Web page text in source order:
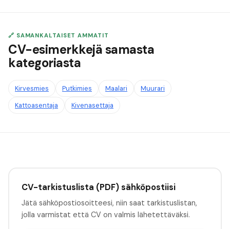
🔗 SAMANKALTAISET AMMATIT
CV-esimerkkejä samasta
kategoriasta
Kirvesmies Putkimies Maalari
Muurari
Kattoasentaja
Kivenasettaja
CV-tarkistuslista (PDF) sähköpostiisi
Jätä sähköpostiosoitteesi, niin saat tarkistuslistan,
jolla varmistat että CV on valmis lähetettäväksi.